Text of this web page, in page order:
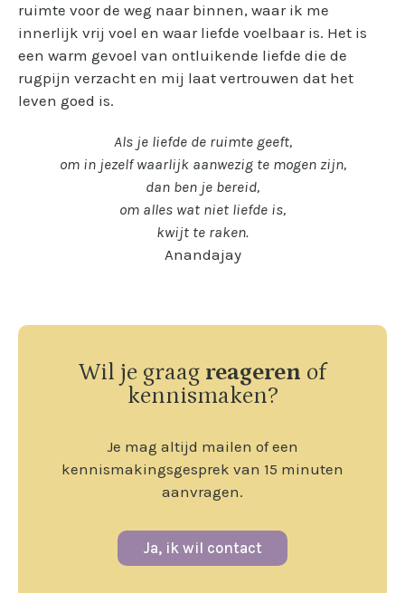
ruimte voor de weg naar binnen, waar ik me
innerlijk vrij voel en waar liefde voelbaar is. Het is
een warm gevoel van ontluikende liefde die de
rugpijn verzacht en mij laat vertrouwen dat het
leven goed is.
Als je liefde de ruimte geeft,
om in jezelf waarlijk aanwezig te mogen zijn,
dan ben je bereid,
om alles wat niet liefde is,
kwijt te raken.
Anandajay
Wil je graag reageren of
kennismaken?
Je mag altijd mailen of een
kennismakingsgesprek van 15 minuten
aanvragen.
Ja, ik wil contact